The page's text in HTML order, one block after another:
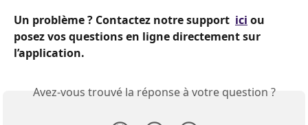
Un problème ? Contactez notre support ici ou
posez vos questions en ligne directement sur
l’application.
Avez-vous trouvé la réponse à votre question ?